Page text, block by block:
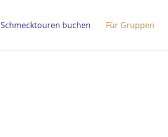
Schmecktouren buchen Für Gruppen